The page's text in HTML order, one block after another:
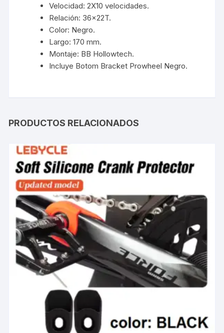
Velocidad: 2X10 velocidades.
Relación: 36x22T.
Color: Negro.
Largo: 170 mm.
Montaje: BB Hollowtech.
Incluye Botom Bracket Prowheel Negro.
PRODUCTOS RELACIONADOS